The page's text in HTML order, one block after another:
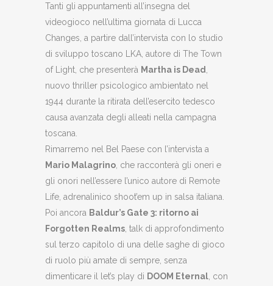
Tanti gli appuntamenti all’insegna del
videogioco nell’ultima giornata di Lucca
Changes, a partire dall’intervista con lo studio
di sviluppo toscano LKA, autore di The Town
of Light, che presenterà Martha is Dead
nuovo thriller psicologico ambientato nel
1944 durante la ritirata dell’esercito tedesco
causa avanzata degli alleati nella campagna
toscana.
Rimarremo nel Bel Paese con l’intervista a
Mario Malagrino , che racconterà gli oneri e
gli onori nell’essere l’unico autore di Remote
Life, adrenalinico shoot’em up in salsa italiana.
Poi ancora Baldur’s Gate 3: ritorno ai
Forgotten Realms , talk di approfondimento
sul terzo capitolo di una delle saghe di gioco
di ruolo più amate di sempre, senza
dimenticare il let’s play di DOOM Eternal , con